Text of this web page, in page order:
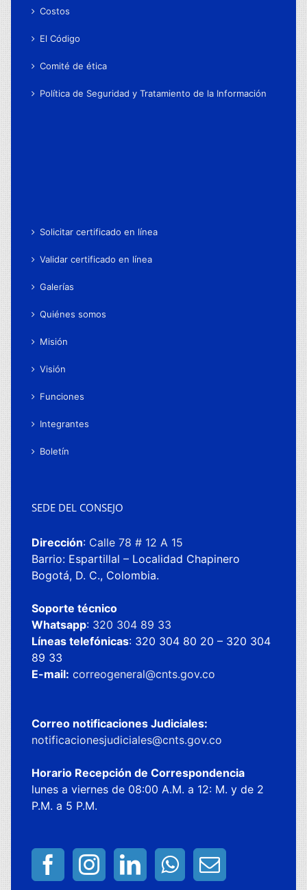
Costos
El Código
Comité de ética
Política de Seguridad y Tratamiento de la Información
Solicitar certificado en línea
Validar certificado en línea
Galerías
Quiénes somos
Misión
Visión
Funciones
Integrantes
Boletín
SEDE DEL CONSEJO
Dirección: Calle 78 # 12 A 15
Barrio: Espartillal – Localidad Chapinero
Bogotá, D. C., Colombia.
Soporte técnico
Whatsapp: 320 304 89 33
Líneas telefónicas: 320 304 80 20 – 320 304
89 33
E-mail: correogeneral@cnts.gov.co
Correo notificaciones Judiciales:
notificacionesjudiciales@cnts.gov.co
Horario Recepción de Correspondencia
lunes a viernes de 08:00 A.M. a 12: M. y de 2
P.M. a 5 P.M.